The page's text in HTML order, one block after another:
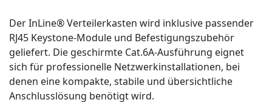
Der InLine® Verteilerkasten wird inklusive passender
RJ45 Keystone-Module und Befestigungszubehör
geliefert. Die geschirmte Cat.6A-Ausführung eignet
sich für professionelle Netzwerkinstallationen, bei
denen eine kompakte, stabile und übersichtliche
Anschlusslösung benötigt wird.